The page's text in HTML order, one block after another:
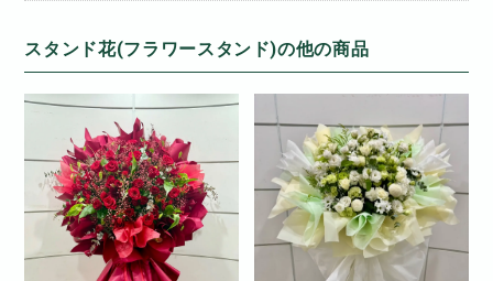
スタンド花(フラワースタンド)の他の商品